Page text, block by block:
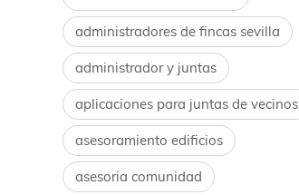
administradores de fincas sevilla
administrador y juntas
aplicaciones para juntas de vecinos
asesoramiento edificios
asesoria comunidad